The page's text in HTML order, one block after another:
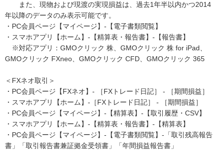
また、現物および現渡の実現損益は、過去1年半以内かつ2014
年以降のデータのみ表示可能です。
・PC会員ページ【マイページ】-【電子書類閲覧】
・スマホアプリ【ホーム】-【精算表・報告書】-【報告書】
※対応アプリ：GMOクリック 株、GMOクリック 株 for iPad、
GMOクリック FXneo、GMOクリック CFD、GMOクリック 365
＜FXネオ取引＞
・PC会員ページ【FXネオ】- ［FXトレード日記］ - ［期間損益］
・スマホアプリ【ホーム】-［FXトレード日記］ - ［期間損益］
・PC会員ページ【マイページ】-【精算表】-【取引履歴・CSV】
・スマホアプリ【ホーム】-【精算表・報告書】-【精算表】
・PC会員ページ【マイページ】-【電子書類閲覧】-「取引残高報告
書」「取引報告書兼証拠金受領書」「年間損益報告書」